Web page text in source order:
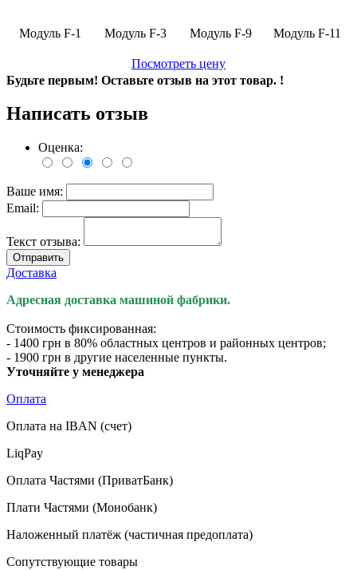
Модуль F-1 Модуль F-3 Модуль F-9 Модуль F-11
Посмотреть цену
Будьте первым! Оставьте отзыв на этот товар. !
Написать отзыв
Оценка:
Ваше имя:
Email:
Текст отзыва:
Отправить
Доставка
Адресная доставка машиной фабрики.
Стоимость фиксированная:
- 1400 грн в 80% областных центров и районных центров;
- 1900 грн в другие населенные пункты.
Уточняйте у менеджера
Оплата
Оплата на IBAN (счет)
LiqPay
Оплата Частями (ПриватБанк)
Плати Частями (Монобанк)
Наложенный платёж (частичная предоплата)
Сопутствующие товары